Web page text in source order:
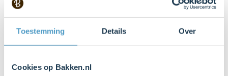
Toestemming Details Over
Cookies op Bakken.nl
4 tl. (theelepels)
Geraspte kaas